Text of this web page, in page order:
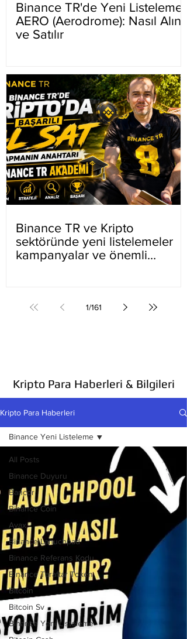
Binance TR'de Yeni Listeleme
AERO (Aerodrome): Nasıl Alınır
ve Satılır
Binance TR ve Kripto
sektöründe yeni listelemeler
kampanyalar ve önemli
1/161
Kripto Para Haberleri & Bilgileri
Kripto Para Haberleri
All Posts
Binance Duyuru
Bancor
Binance Coin
Avax
Binance Lanuchpad
Binance Referans Kodu
Binance Taraftar Token
Bitcoin
Bitcoin Sv
Binance Yeni Listeleme
Binance Yeni Listeleme